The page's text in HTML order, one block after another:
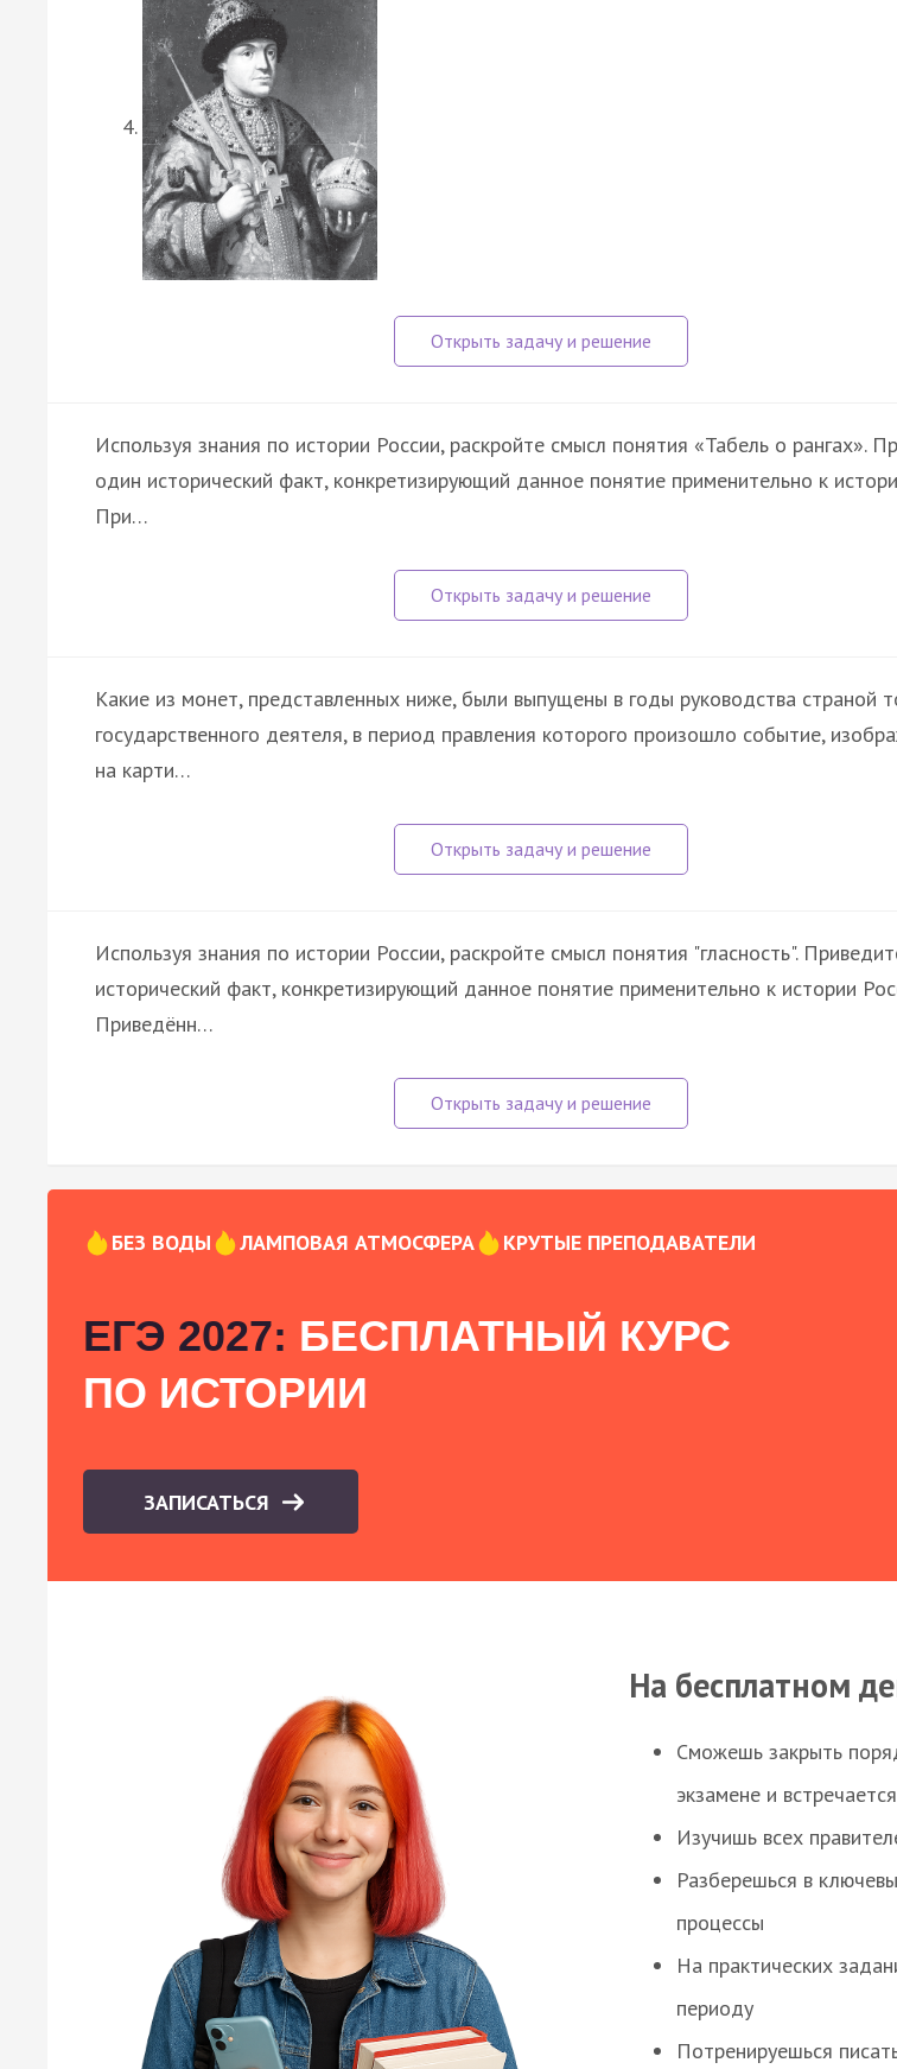
Используя знания по истории России, раскройте смысл понятия «Табель о рангах».
один исторический факт, конкретизирующий данное понятие применительно к
При…
Какие из монет, представленных ниже, были выпущены в годы руководства страной
государственного деятеля, в период правления которого произошло событие,
на карти…
Используя знания по истории России, раскройте смысл понятия "гласность".
исторический факт, конкретизирующий данное понятие применительно к истории
Приведённ…
БЕЗ ВОДЫ ЛАМПОВАЯ АТМОСФЕРА КРУТЫЕ ПРЕПОДАВАТЕЛИ
ЕГЭ 2027: БЕСПЛАТНЫЙ КУРС
ПО ИСТОРИИ
ЗАПИСАТЬСЯ
На бесплатном
Сможешь закрыть
экзамене и
Изучишь всех
Разберешься в
процессы
На практических
периоду
Потренируешься